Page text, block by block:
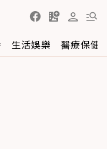
生活娛樂 醫療保健